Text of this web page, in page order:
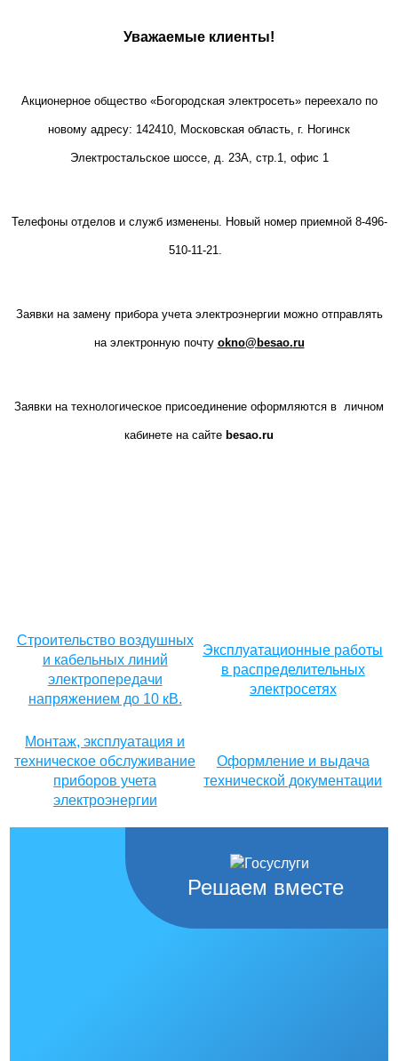
Уважаемые клиенты!
Акционерное общество «Богородская электросеть» переехало по
новому адресу: 142410, Московская область, г. Ногинск
Электростальское шоссе, д. 23А, стр.1, офис 1
Телефоны отделов и служб изменены. Новый номер приемной 8-496-
510-11-21.
Заявки на замену прибора учета электроэнергии можно отправлять
на электронную почту okno@ besao.ru
Заявки на технологическое присоединение оформляются в личном
кабинете на сайте besao.ru
Строительство воздушных
и кабельных линий
электропередачи
напряжением до 10 кВ.
Эксплуатационные работы
в распределительных
электросетях
Монтаж, эксплуатация и
техническое обслуживание
приборов учета
электроэнергии
Оформление и выдача
технической документации
Решаем вместе